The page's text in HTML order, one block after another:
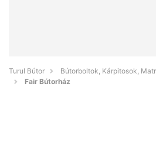
Turul Bútor
Bútorboltok, Kárpitosok,
Fair Bútorház